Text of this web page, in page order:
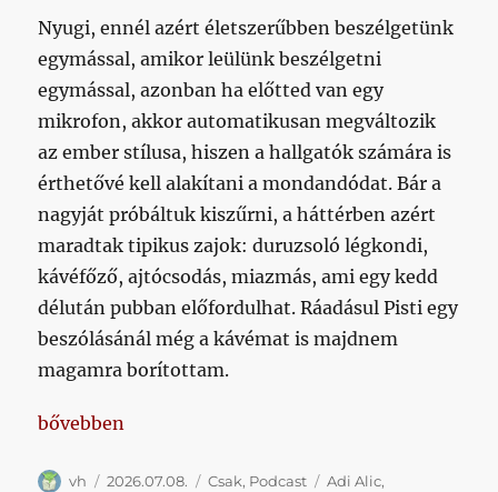
Nyugi, ennél azért életszerűbben beszélgetünk
egymással, amikor leülünk beszélgetni
egymással, azonban ha előtted van egy
mikrofon, akkor automatikusan megváltozik
az ember stílusa, hiszen a hallgatók számára is
érthetővé kell alakítani a mondandódat. Bár a
nagyját próbáltuk kiszűrni, a háttérben azért
maradtak tipikus zajok: duruzsoló légkondi,
kávéfőző, ajtócsodás, miazmás, ami egy kedd
délután pubban előfordulhat. Ráadásul Pisti egy
beszólásánál még a kávémat is majdnem
magamra borítottam.
„Edzőmeccsek, átigazolások, Hemingway”
bővebben
Szerző
vh Közzétéve
2026.07.08. Kategória
Csak, Podcast Címke
Adi Alic,